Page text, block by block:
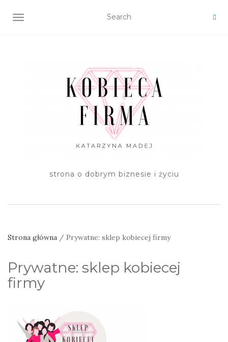
TOGGLE NAVIGATION
strona o dobrym biznesie i życiu
Strona główna / Prywatne: sklep kobiecej firmy
Prywatne: sklep kobiecej
firmy